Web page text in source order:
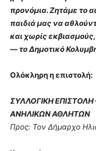
προνόμια. Ζητάμε το
παιδιά μας να
και χωρίς
— το Δημοτικό
Ολόκληρη η επιστολή:
ΣΥΛΛΟΓΙΚΗ
ΑΝΗΛΙΚΩΝ ΑΘΛΗΤΩΝ
Προς: Τον Δήμαρχο